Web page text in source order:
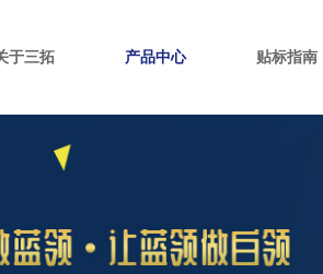
于三拓 产品中心 贴标指南